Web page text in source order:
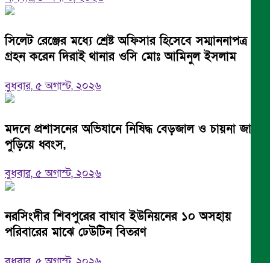
সিলেট রেঞ্জের মধ্যে শ্রেষ্ট অফিসার হিসেবে সম্মাননাপত্র
গ্রহন করেন দিরাই থানার ওসি মোঃ আমিনুল ইসলাম
বুধবার, ৫ অগাস্ট, ২০২৬
মদনে প্রশাসনের অভিযানে নিষিদ্ধ বেড়জাল ও চায়না জাল
পুড়িয়ে ধ্বংস,
বুধবার, ৫ অগাস্ট, ২০২৬
নরসিংদীর শিবপুরের বাঘাব ইউনিয়নের ১০ অসহায়
পরিবারের মাঝে ঢেউটিন বিতরণ